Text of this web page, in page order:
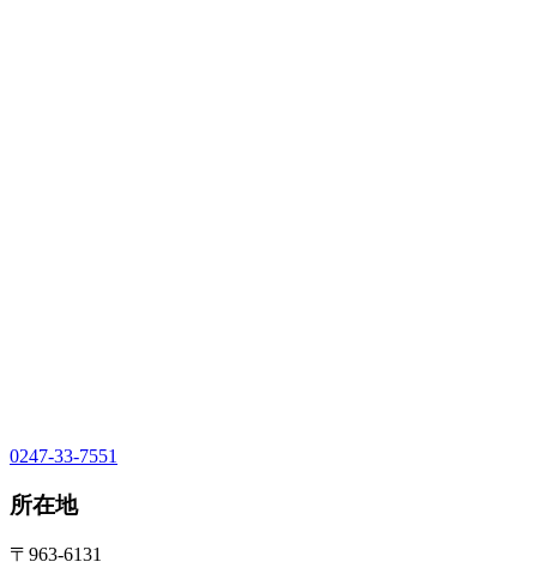
0247-33-7551
所在地
〒963-6131